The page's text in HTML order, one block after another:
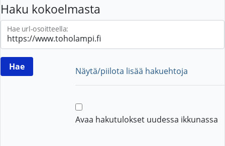
Haku kokoelmasta
Hae url-osoitteella:
Näytä/piilota lisää hakuehtoja
Avaa hakutulokset uudessa ikkunassa